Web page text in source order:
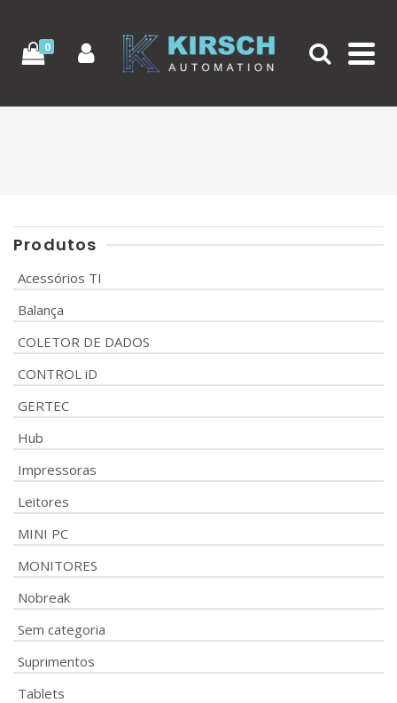
0
Produtos
Acessórios TI
Balança
COLETOR DE DADOS
CONTROL iD
GERTEC
Hub
Impressoras
Leitores
MINI PC
MONITORES
Nobreak
Sem categoria
Suprimentos
Tablets